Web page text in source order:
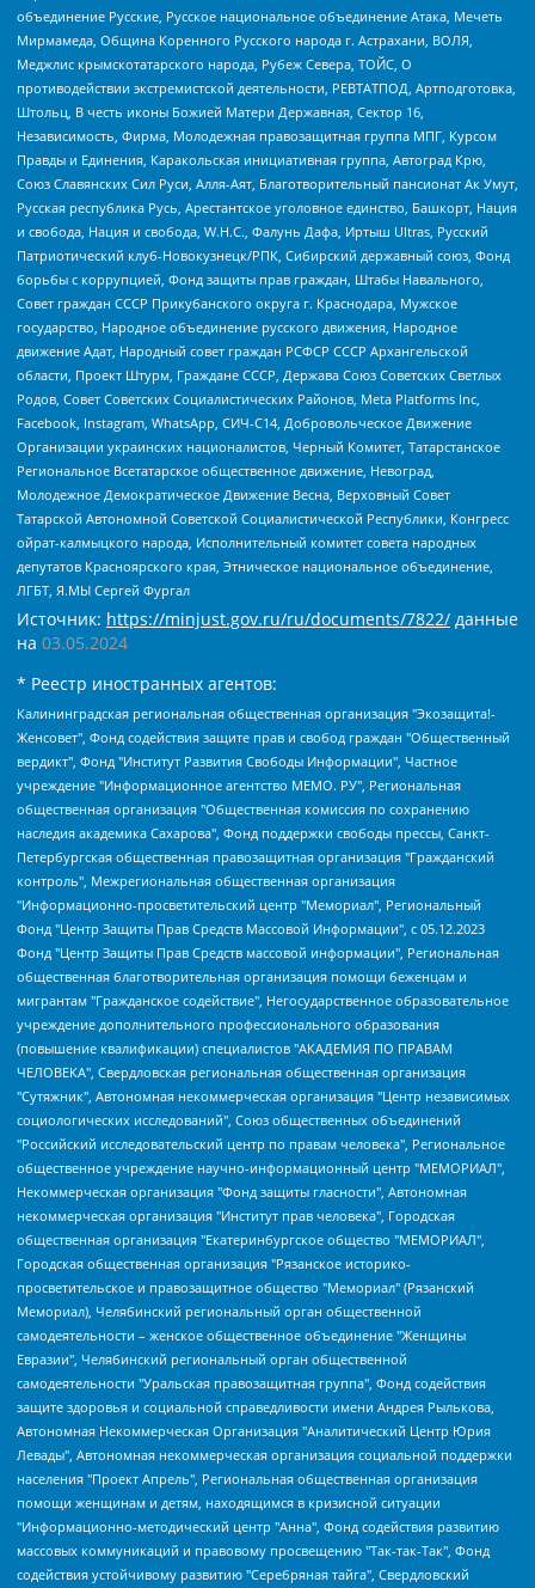
объединение Русские, Русское национальное объединение Атака, Мечеть
Мирмамеда, Община Коренного Русского народа г. Астрахани, ВОЛЯ,
Меджлис крымскотатарского народа, Рубеж Севера, ТОЙС, О
противодействии экстремистской деятельности, РЕВТАТПОД, Артподготовка,
Штольц, В честь иконы Божией Матери Державная, Сектор 16,
Независимость, Фирма, Молодежная правозащитная группа МПГ, Курсом
Правды и Единения, Каракольская инициативная группа, Автоград Крю,
Союз Славянских Сил Руси, Алля-Аят, Благотворительный пансионат Ак Умут,
Русская республика Русь, Арестантское уголовное единство, Башкорт, Нация
и свобода, Нация и свобода, W.H.С., Фалунь Дафа, Иртыш Ultras, Русский
Патриотический клуб-Новокузнецк/РПК, Сибирский державный союз, Фонд
борьбы с коррупцией, Фонд защиты прав граждан, Штабы Навального,
Совет граждан СССР Прикубанского округа г. Краснодара, Мужское
государство, Народное объединение русского движения, Народное
движение Адат, Народный совет граждан РСФСР СССР Архангельской
области, Проект Штурм, Граждане СССР, Держава Союз Советских Светлых
Родов, Совет Советских Социалистических Районов, Meta Platforms Inc,
Facebook, Instagram, WhatsApp, СИЧ-С14, Добровольческое Движение
Организации украинских националистов, Черный Комитет, Татарстанское
Региональное Всетатарское общественное движение, Невоград,
Молодежное Демократическое Движение Весна, Верховный Совет
Татарской Автономной Советской Социалистической Республики, Конгресс
ойрат-калмыцкого народа, Исполнительный комитет совета народных
депутатов Красноярского края, Этническое национальное объединение,
ЛГБТ, Я.МЫ Сергей Фургал
Источник: https://minjust.gov.ru/ru/documents/7822/ данные
на 03.05.2024
* Реестр иностранных агентов:
Калининградская региональная общественная организация "Экозащита!-Женсовет", Фонд содействия защите прав и свобод граждан "Общественный вердикт", Фонд "Институт Развития Свободы Информации", Частное учреждение "Информационное агентство МЕМО. РУ", Региональная общественная организация "Общественная комиссия по сохранению наследия академика Сахарова", Фонд поддержки свободы прессы, Санкт-Петербургская общественная правозащитная организация "Гражданский контроль", Межрегиональная общественная организация "Информационно-просветительский центр "Мемориал", Региональный Фонд "Центр Защиты Прав Средств Массовой Информации", с 05.12.2023 Фонд "Центр Защиты Прав Средств массовой информации", Региональная общественная благотворительная организация помощи беженцам и мигрантам "Гражданское содействие", Негосударственное образовательное учреждение дополнительного профессионального образования (повышение квалификации) специалистов "АКАДЕМИЯ ПО ПРАВАМ ЧЕЛОВЕКА", Свердловская региональная общественная организация "Сутяжник", Автономная некоммерческая организация "Центр независимых социологических исследований", Союз общественных объединений "Российский исследовательский центр по правам человека", Региональное общественное учреждение научно-информационный центр "МЕМОРИАЛ", Некоммерческая организация "Фонд защиты гласности", Автономная некоммерческая организация "Институт прав человека", Городская общественная организация "Екатеринбургское общество "МЕМОРИАЛ", Городская общественная организация "Рязанское историко-просветительское и правозащитное общество "Мемориал" (Рязанский Мемориал), Челябинский региональный орган общественной самодеятельности – женское общественное объединение "Женщины Евразии", Челябинский региональный орган общественной самодеятельности "Уральская правозащитная группа", Фонд содействия защите здоровья и социальной справедливости имени Андрея Рылькова, Автономная Некоммерческая Организация "Аналитический Центр Юрия Левады", Автономная некоммерческая организация социальной поддержки населения "Проект Апрель", Региональная общественная организация помощи женщинам и детям, находящимся в кризисной ситуации "Информационно-методический центр "Анна", Фонд содействия развитию массовых коммуникаций и правовому просвещению "Так-так-Так", Фонд содействия устойчивому развитию "Серебряная тайга", Свердловский региональный общественный фонд социальных проектов "Новое время", "Idel.Реалии", Кавказ.Реалии, Крым.Реалии, Телеканал Настоящее Время, Татаро-башкирская служба Радио Свобода (Azatliq Radiosi), Радио Свободная Европа/Радио Свобода (PCE/PC), "Сибирь.Реалии", "Фактограф", Благотворительный фонд помощи осужденным и их семьям, Автономная некоммерческая организация "Институт глобализации и социальных движений", Фонд "В защиту прав заключенных", Частное учреждение "Центр поддержки и содействия развитию средств массовой информации", Пензенский региональный общественный благотворительный фонд "Гражданский союз", "Север.Реалии", Некоммерческая организация Фонд "Правовая инициатива", Общество с ограниченной ответственностью "Радио Свободная Европа/Радио Свобода", Чешское информационное агентство "MEDIUM-ORIENT", Красноярская региональная общественная организация "Мы против СПИДа", Камалягин Денис Николаевич, Маркелов Сергей Евгеньевич, Пономарев Лев Александрович, Савицкая Людмила Алексеевна, Автономная некоммерческая организация "Центр по работе с проблемой насилия "НАСИЛИЮ.НЕТ", Межрегиональный профессиональный союз работников здравоохранения "Альянс врачей", Юридическое лицо, зарегистрированное в Латвийской Республике, SIA "Medusa Project" (регистрационный номер 40103797863, дата регистрации 10.06.2014), Некоммерческая организация "Фонд по борьбе с коррупцией", Автономная некоммерческая организация "Институт права и публичной политики", Баданин Роман Сергеевич, Гликин Максим Александрович, Железнова Мария Михайловна, Лукьянова Юлия Сергеевна, Маетная Елизавета Витальевна, Маняхин Петр Борисович, Чуракова Ольга Владимировна, Ярош Юлия Петровна, Юридическое лицо "The Insider SIA", зарегистрированное в Риге, Латвийская Республика (дата регистрации 26.06.2015), являющееся администратором доменного имени интернет-издания "The Insider SIA", https://theins.ru, Постернак Алексей Евгеньевич, Рубин Михаил Аркадьевич, Анин Роман Александрович, Юридическое лицо Istories fonds, зарегистрированное в Латвийской Республике (регистрационный номер 50008295751, дата регистрации 24.02.2020), Великовский Дмитрий Александрович, Долинина Ирина Николаевна, Мароховская Алеся Алексеевна, Шлейнов Роман Юрьевич, Шмагун Олеся Валентиновна, Общество с ограниченной ответственностью "Альтаир 2021", Общество с ограниченной ответственностью "Вега 2021", Общество с ограниченной ответственностью "Главный редактор 2021", Общество с ограниченной ответственностью "Ромашки монолит", Важенков Артем Валерьевич, Ивановская областная общественная организация "Центр гендерных исследований", Гурман Юрий Альбертович, Медиапроект "ОВД-Инфо", Егоров Владимир Владимирович, Жилинский Владимир Александрович, Общество с ограниченной ответственностью "ЗП", Иванова София Юрьевна, Карезина Инна Павловна, Кильтау Екатерина Викторовна, Петров Алексей Викторович, Пискунов Сергей Евгеньевич, Смирнов Сергей Сергеевич, Тихонов Михаил Сергеевич, Общество с ограниченной ответственностью "ЖУРНАЛИСТ-ИНОСТРАННЫЙ АГЕНТ", Арапова Галина Юрьевна, Вольтская Татьяна Анатольевна, Американская компания "Mason G.E.S. Anonymous Foundation" (США), являющаяся владельцем интернет-издания https://mnews.world/, Компания "Stichting Bellingcat", зарегистрированная в Нидерландах (дата регистрации 11.07.2018), Захаров Андрей Вячеславович, Клепиковская Екатерина Дмитриевна, Общество с ограниченной ответственностью "МЕМО", Перл Роман Александрович, Симонов Евгений Алексеевич, Соловьева Елена Анатольевна, Сотников Даниил Владимирович, Сурначева Елизавета Дмитриевна, Автономная некоммерческая организация по защите прав человека и информированию населения "Якутия – Наше Мнение", Общество с ограниченной ответственностью "Москоу диджитал медиа", с 26.01.2023 Общество с ограниченной ответственностью "Чайка Белые сады", Ветошкина Валерия Валерьевна, Заговора Максим Александрович, Межрегиональное общественное движение "Российская ЛГБТ - сеть", Оленичев Максим Владимирович, Павлов Иван Юрьевич, Скворцова Елена Сергеевна, Общество с ограниченной ответственностью "Как бы инагент", Кочетков Игорь Викторович, Общество с ограниченной ответственностью "Честные выборы", Еланчик Олег Александрович, Общество с ограниченной ответственностью "Нобелевский призыв", Гималова Регина Эмилевна, Григорьев Андрей Валерьевич, Григорьева Алина Александровна, Ассоциация по содействию защите прав призывников, альтернативнослужащих и военнослужащих "Правозащитная группа "Гражданин.Армия.Право", Хисамова Регина Фаритовна, Автономная некоммерческая организация по реализации социально-правовых программ "Лилит", Дальневосточное общественное движение "Маяк", Санкт-Петербургская ЛГБТ-инициативная группа "Выход", Инициативная группа ЛГБТ+ "Реверс", Алексеев Андрей Викторович, Бекбулатова Таисия Львовна, Беляев Иван Михайлович, Владыкина Елена Сергеевна, Гельман Марат Александрович, Никульшина Вероника Юрьевна, Толоконникова Надежда Андреевна, Шендерович Виктор Анатольевич, Общество с ограниченной ответственностью "Данное сообщение", Общество с ограниченной ответственностью Издательский дом "Новая глава", Айнбиндер Александра Александровна, Московский комьюнити-центр для ЛГБТ+инициатив, Благотворительный фонд развития филантропии, Deutsche Welle (Германия, Kurt-Schumacher-Strasse 3, 53113 Bonn), Борзунова Мария Михайловна, Воробьев Виктор Викторович, Голубева Анна Львовна, Константинова Алла Михайловна, Малкова Ирина Владимировна, Мурадов Мурад Абдулгалимович, Осетинская Елизавета Николаевна, Понасенков Евгений Николаевич, Ганапольский Матвей Юрьевич, Киселев Евгений Алексеевич, Борухович Ирина Григорьевна, Дремин Иван Тимофеевич, Дубровский Дмитрий Викторович, Красноярская региональная общественная организация поддержки и развития альтернативных образовательных технологий и межкультурных коммуникаций "ИНТЕРРА", Маяковская Екатерина Алексеевна, Фейгин Марк Захарович, Филимонов Андрей Викторович, Дзугкоева Регина Николаевна, Доброхотов Роман Александрович, Дудь Юрий Александрович, Елкин Сергей Владимирович, Кругликов Кирилл Игоревич, Сабунаева Мария Леонидовна, Семенов Алексей Владимирович, Шаинян Карен Багратович, Шульман Екатерина Михайловна, Асафьев Артур Валерьевич, Вахштайн Виктор Семенович, Венедиктов Алексей Алексеевич, Лушникова Екатерина Евгеньевна, Волков Леонид Михайлович, Невзоров Александр Глебович, Пархоменко Сергей Борисович, Сироткин Ярослав Николаевич, Кара-Мурза Владимир Владимирович, Баранова Наталья Владимировна, Гозман Леонид Яковлевич, Кагарлицкий Борис Юльевич, Климарев Михаил Валерьевич, Милов Владимир Станиславович, Автономная некоммерческая организация Краснодарский центр современного искусства "Типография", Моргенштерн Алишер Тагирович, Соболь Любовь Эдуардовна, Общество с ограниченной ответственностью "ЛИЗА НОРМ", Каспаров Гарри Кимович, Ходорковский Михаил Борисович, Общество с ограниченной ответственностью "Апрельские тезисы", Данилович Ирина Брониславовна, Кашин Олег Владимирович, Петров Николай Владимирович, Пивоваров Алексей Владимирович, Соколов Михаил Владимирович, Цветкова Юлия Владимировна, Чичваркин Евгений Александрович, Комитет против пыток/Команда против пыток, Общество с ограниченной ответственностью "Первый научный", Общество с ограниченной ответственностью "Вертолет и ко", Белоцерковская Вероника Борисовна, Кац Максим Евгеньевич, Лазарева Татьяна Юрьевна, Шаведдинов Руслан Табризович, Яшин Илья Валерьевич, Общество с ограниченной ответственностью "Иноагент ААВ", Алешковский Дмитрий Петрович, Альбац Евгения Марковна, Быков Дмитрий Львович, Галямина Юлия Евгеньевна, Лойко Сергей Леонидович, Мартынов Кирилл Константинович, Медведев Сергей Александрович, Крашенинников Федор Геннадиевич, Гордеева Катерина Вл